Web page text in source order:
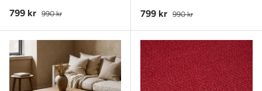
Reapris
799 kr Ordinarie pris
990 kr Reapris
799 kr Ordinarie pris
990 kr